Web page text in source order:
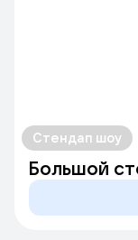
Стендап шоу
Большой